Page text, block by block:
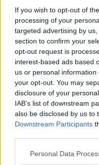
If you wish to opt-out of
processing of your
targeted advertising by
section to confirm your
opt-out request is
interest-based ads based
us or personal
your opt-out. You may
disclosure of your
IAB’s list of downstream
also be disclosed by us to
Downstream Participants
Personal Data
richiamati sopra, è
trainanti: si sono infatti
la carta e i supporti in
bioplastiche contano
Il presidente della sezione
Confindustria Toscana Nord
problemi: "Già da metà anno
hanno iniziato ad
una crescita impetuosa che
compresi i biopolimeri ed i
superano in molti casi il